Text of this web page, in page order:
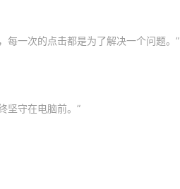
每一次的点击都是为了解决一个问题。”
坚守在电脑前。”